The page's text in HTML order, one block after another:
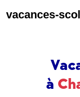
vacances-
à